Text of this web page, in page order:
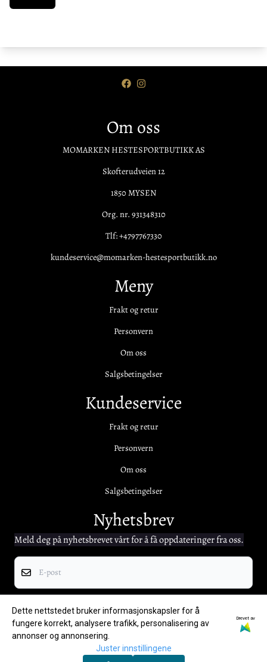
Om oss
MOMARKEN HESTESPORTBUTIKK AS
Skofterudveien 12
1850 MYSEN
Org. nr. 931348310
Tlf:+4797767330
kundeservice@momarken-hestesportbutikk.no
Meny
Frakt og retur
Personvern
Om oss
Salgsbetingelser
Kundeservice
Frakt og retur
Personvern
Om oss
Salgsbetingelser
Nyhetsbrev
Meld deg på nyhetsbrevet vårt for å få oppdateringer fra oss.
Registrer deg
Dette nettstedet bruker informasjonskapsler for å
fungere korrekt, analysere trafikk, personalisering av
annonser og annonsering.
Drevet av
Juster innstillingene